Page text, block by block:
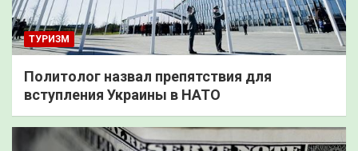
ТУРИЗМ
Политолог назвал препятствия для
вступления Украины в НАТО